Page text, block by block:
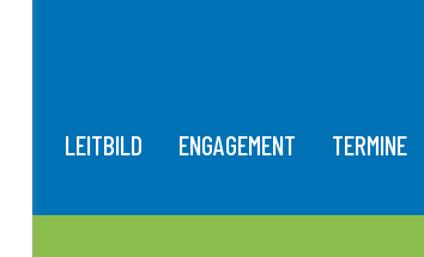
LEITBILD ENGAGEMENT TERMINE